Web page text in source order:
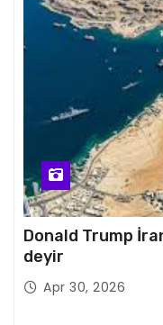
Donald Trump
deyir
Apr 30, 2026